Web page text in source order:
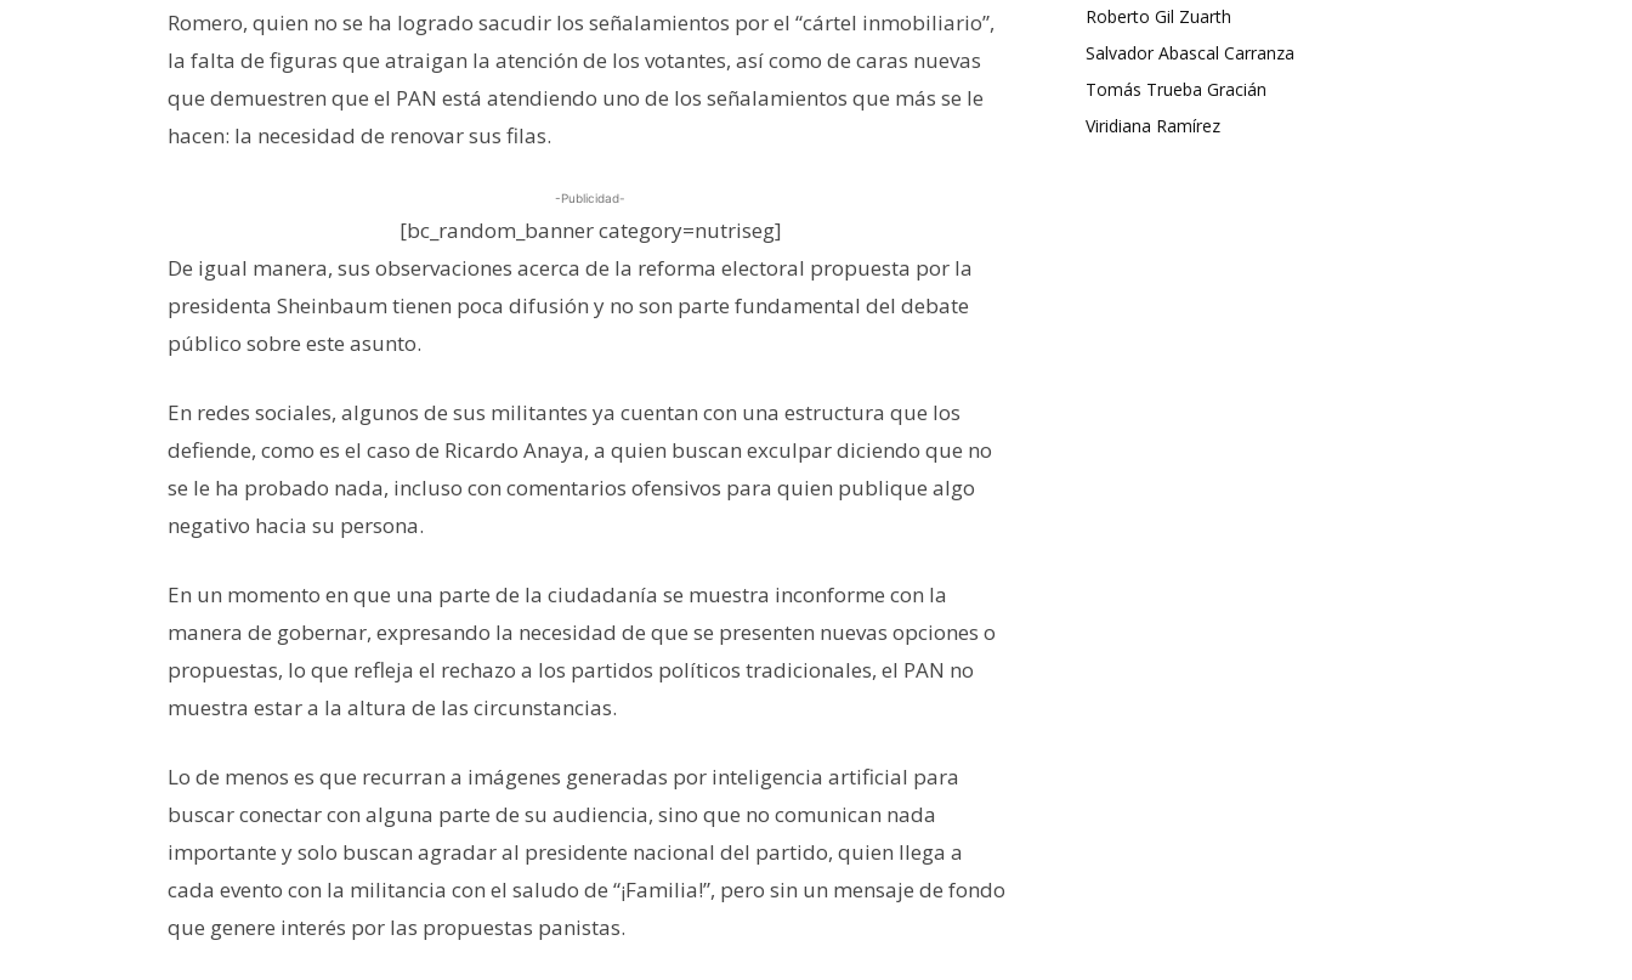
Romero, quien no se ha logrado sacudir los señalamientos por el “cártel inmobiliario”,
la falta de figuras que atraigan la atención de los votantes, así como de caras nuevas
que demuestren que el PAN está atendiendo uno de los señalamientos que más se le
hacen: la necesidad de renovar sus filas.
-Publicidad-
[bc_random_banner category=nutriseg]
De igual manera, sus observaciones acerca de la reforma electoral propuesta por la
presidenta Sheinbaum tienen poca difusión y no son parte fundamental del debate
público sobre este asunto.
En redes sociales, algunos de sus militantes ya cuentan con una estructura que los
defiende, como es el caso de Ricardo Anaya, a quien buscan exculpar diciendo que no
se le ha probado nada, incluso con comentarios ofensivos para quien publique algo
negativo hacia su persona.
En un momento en que una parte de la ciudadanía se muestra inconforme con la
manera de gobernar, expresando la necesidad de que se presenten nuevas opciones o
propuestas, lo que refleja el rechazo a los partidos políticos tradicionales, el PAN no
muestra estar a la altura de las circunstancias.
Lo de menos es que recurran a imágenes generadas por inteligencia artificial para
buscar conectar con alguna parte de su audiencia, sino que no comunican nada
importante y solo buscan agradar al presidente nacional del partido, quien llega a
cada evento con la militancia con el saludo de “¡Familia!”, pero sin un mensaje de fondo
que genere interés por las propuestas panistas.
Roberto Gil Zuarth
Salvador Abascal Carranza
Tomás Trueba Gracián
Viridiana Ramírez